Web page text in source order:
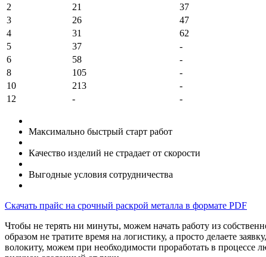
2
21 37
3
26 47
4
31 62
5
37 -
6
58 -
8
105 -
10
213 -
12
- -
Максимально быстрый старт работ
Качество изделий не страдает от скорости
Выгодные условия сотрудничества
Скачать прайс на срочный раскрой металла в формате PDF
Чтобы не терять ни минуты, можем начать работу из
образом не тратите время на логистику, а просто делаете
волокиту, можем при необходимости проработать в